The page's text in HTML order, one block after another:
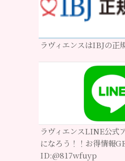
ラヴィエンスはIBJの正
ラヴィエンスLINE公式
になろう！！お得情報
ID:@817wfuyp